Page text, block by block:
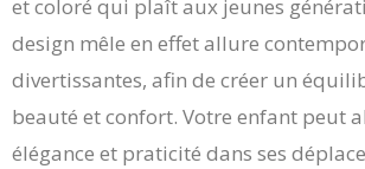
et coloré qui plaît aux jeunes
design mêle en effet allure
divertissantes, afin de créer un
beauté et confort. Votre enfant peut
élégance et praticité dans ses